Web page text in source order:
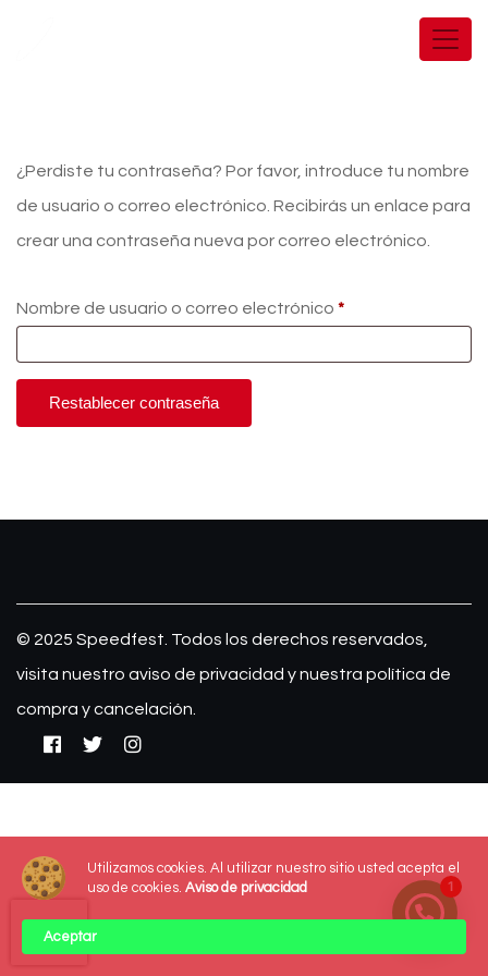
¿Perdiste tu contraseña? Por favor, introduce tu nombre
de usuario o correo electrónico. Recibirás un enlace para
crear una contraseña nueva por correo electrónico.
Nombre de usuario o correo electrónico *
Restablecer contraseña
Utilizamos cookies. Al utilizar nuestro sitio usted acepta el
uso de cookies. Aviso de privacidad
Aceptar
© 2025 Speedfest. Todos los derechos reservados,
visita nuestro aviso de privacidad y nuestra política de
compra y cancelación.
1